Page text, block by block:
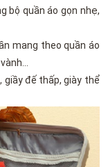
bộ quần áo gọn nhẹ,
mang theo quần áo
giầy đế thấp, giày thể